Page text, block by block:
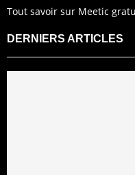
Tout savoir sur Meetic
DERNIERS ARTICLES